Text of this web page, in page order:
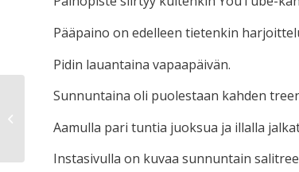
Pääpaino on edelleen tietenkin
Pidin lauantaina vapaapäivän.
Sunnuntaina oli puolestaan kahden
Aamulla pari tuntia juoksua ja illalla
Instasivulla on kuvaa sunnuntain